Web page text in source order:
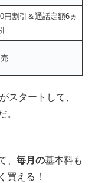
円割引＆通話定額6ヵ
スタートして、
。
、 毎月の基本料も
買える！